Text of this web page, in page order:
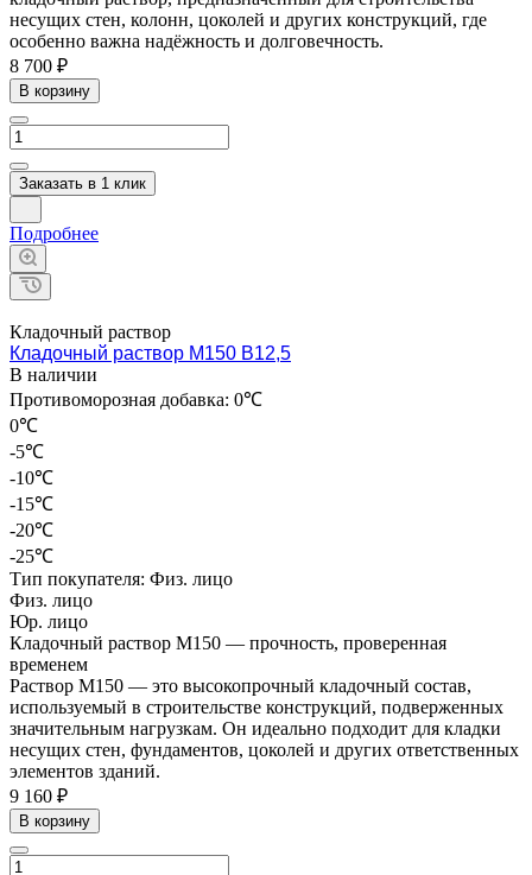
несущих стен, колонн, цоколей и других конструкций, где
особенно важна надёжность и долговечность.
8 700 ₽
В корзину
Заказать в 1 клик
Подробнее
Кладочный раствор
Кладочный раствор М150 В12,5
В наличии
Противоморозная добавка: 0℃
0℃
-5℃
-10℃
-15℃
-20℃
-25℃
Тип покупателя: Физ. лицо
Физ. лицо
Юр. лицо
Кладочный раствор М150 — прочность, проверенная
временем
Раствор М150 — это высокопрочный кладочный состав,
используемый в строительстве конструкций, подверженных
значительным нагрузкам. Он идеально подходит для кладки
несущих стен, фундаментов, цоколей и других ответственных
элементов зданий.
9 160 ₽
В корзину